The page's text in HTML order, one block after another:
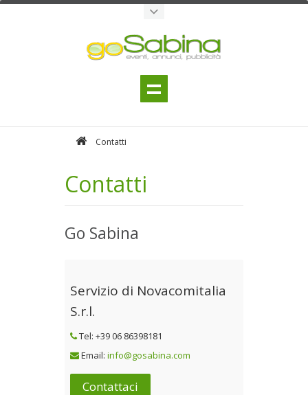
Contatti
Contatti
Go Sabina
Servizio di Novacomitalia
S.r.l.
Tel: +39 06 86398181
Email: info@gosabina.com
Contattaci